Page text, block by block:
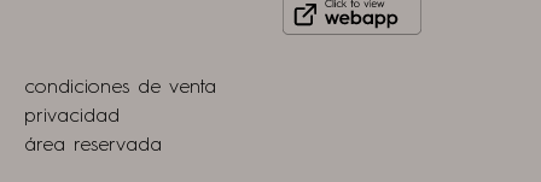
Play
to
condiciones de venta
privacidad
área reservada